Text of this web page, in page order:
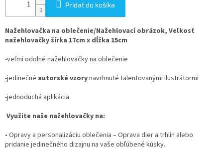
Pridať do košíka
Nažehlovačka na oblečenie/Nažehlovací obrázok, Veľkosť
nažehlovačky šírka 17cm x dĺžka 15cm
-veľmi odolné nažehlovačky na oblečenie
-jedinečné autorské vzorynavrhnuté talentovanými ilustrátormi
-jednoduchá aplikácia
Využite naše nažehlovačky na:
• Opravy a personalizáciu oblečenia – Oprava dier a trhlín alebo
pridanie jedinečného dizajnu na vaše obľúbené kúsky.